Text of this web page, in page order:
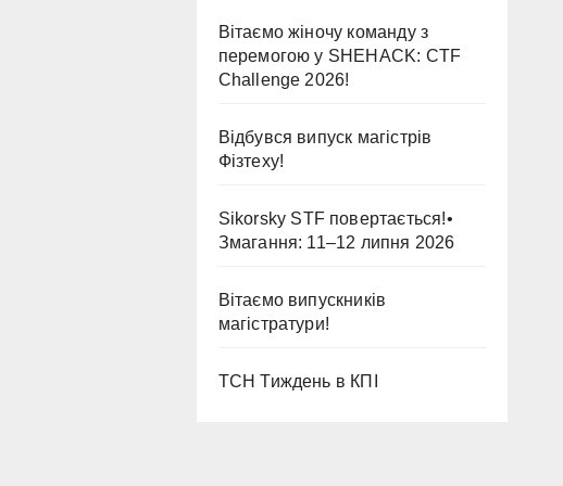
Вітаємо жіночу команду з
перемогою у SHEHACK: CTF
Challenge 2026!
Відбувся випуск магістрів
Фізтеху!
Sikorsky STF повертається!•
Змагання: 11–12 липня 2026
Вітаємо випускників
магістратури!
ТСН Тиждень в КПІ